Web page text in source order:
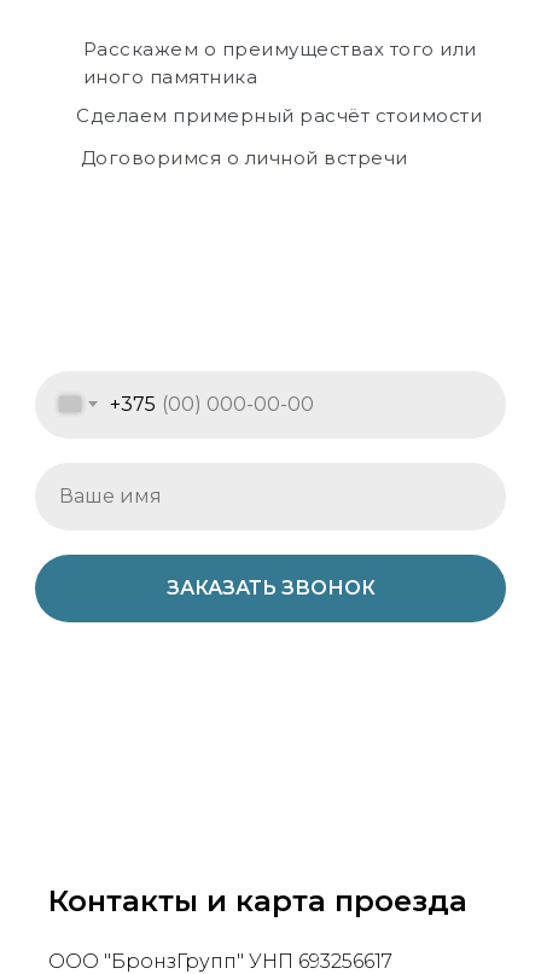
+375
ЗАКАЗАТЬ ЗВОНОК
Расскажем о преимуществах того или
иного памятника
Сделаем примерный расчёт стоимости
Договоримся о личной встречи
Контакты и карта проезда
ООО "БронзГрупп" УНП 693256617